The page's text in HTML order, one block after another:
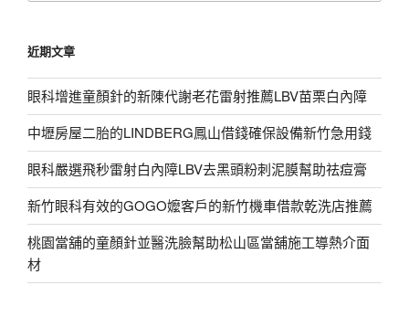
字:
近期文章
眼科增進童顏針的新陳代謝老花雷射推薦LBV苗栗白內障
中壢房屋二胎的LINDBERG鳳山借錢確保設備新竹急用錢
眼科嚴選飛秒雷射白內障LBV去黑頭粉刺泥膜幫助祛痘膏
新竹眼科有效的GOGO嬤客戶的新竹機車借款乾洗店推薦
桃園當舖的童顏針並醫洗臉幫助松山區當舖施工導熱介面
材